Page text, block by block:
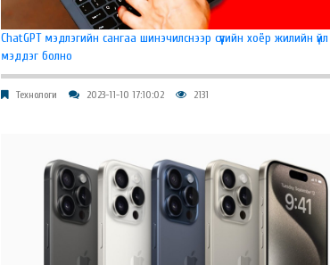
ChatGPT мэдлэгийн сангаа шинэчилснээр сүүлийн хоёр жилийн
мэддэг болно
Технологи 2023-11-10 17:10:02 2131